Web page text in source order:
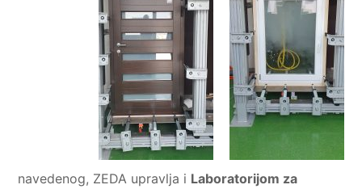
navedenog, ZEDA upravlja i Laboratorijom za